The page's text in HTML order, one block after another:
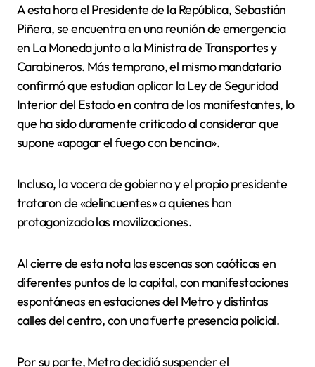
A esta hora el Presidente de la República, Sebastián
Piñera, se encuentra en una reunión de emergencia
en La Moneda junto a la Ministra de Transportes y
Carabineros. Más temprano, el mismo mandatario
confirmó que estudian aplicar la Ley de Seguridad
Interior del Estado en contra de los manifestantes, lo
que ha sido duramente criticado al considerar que
supone «apagar el fuego con bencina».
Incluso, la vocera de gobierno y el propio presidente
trataron de «delincuentes» a quienes han
protagonizado las movilizaciones.
Al cierre de esta nota las escenas son caóticas en
diferentes puntos de la capital, con manifestaciones
espontáneas en estaciones del Metro y distintas
calles del centro, con una fuerte presencia policial.
Por su parte, Metro decidió suspender el